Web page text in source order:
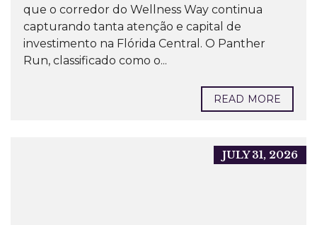
que o corredor do Wellness Way continua
capturando tanta atenção e capital de
investimento na Flórida Central. O Panther
Run, classificado como o...
READ MORE
JULY 31, 2026